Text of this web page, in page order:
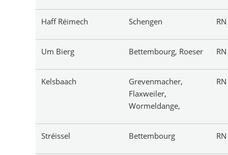
Haff Réimech Schengen RN
Um Bierg Bettembourg, Roeser RN
Kelsbaach
Grevenmacher,
Flaxweiler,
Wormeldange,
RN
Stréissel Bettembourg RN